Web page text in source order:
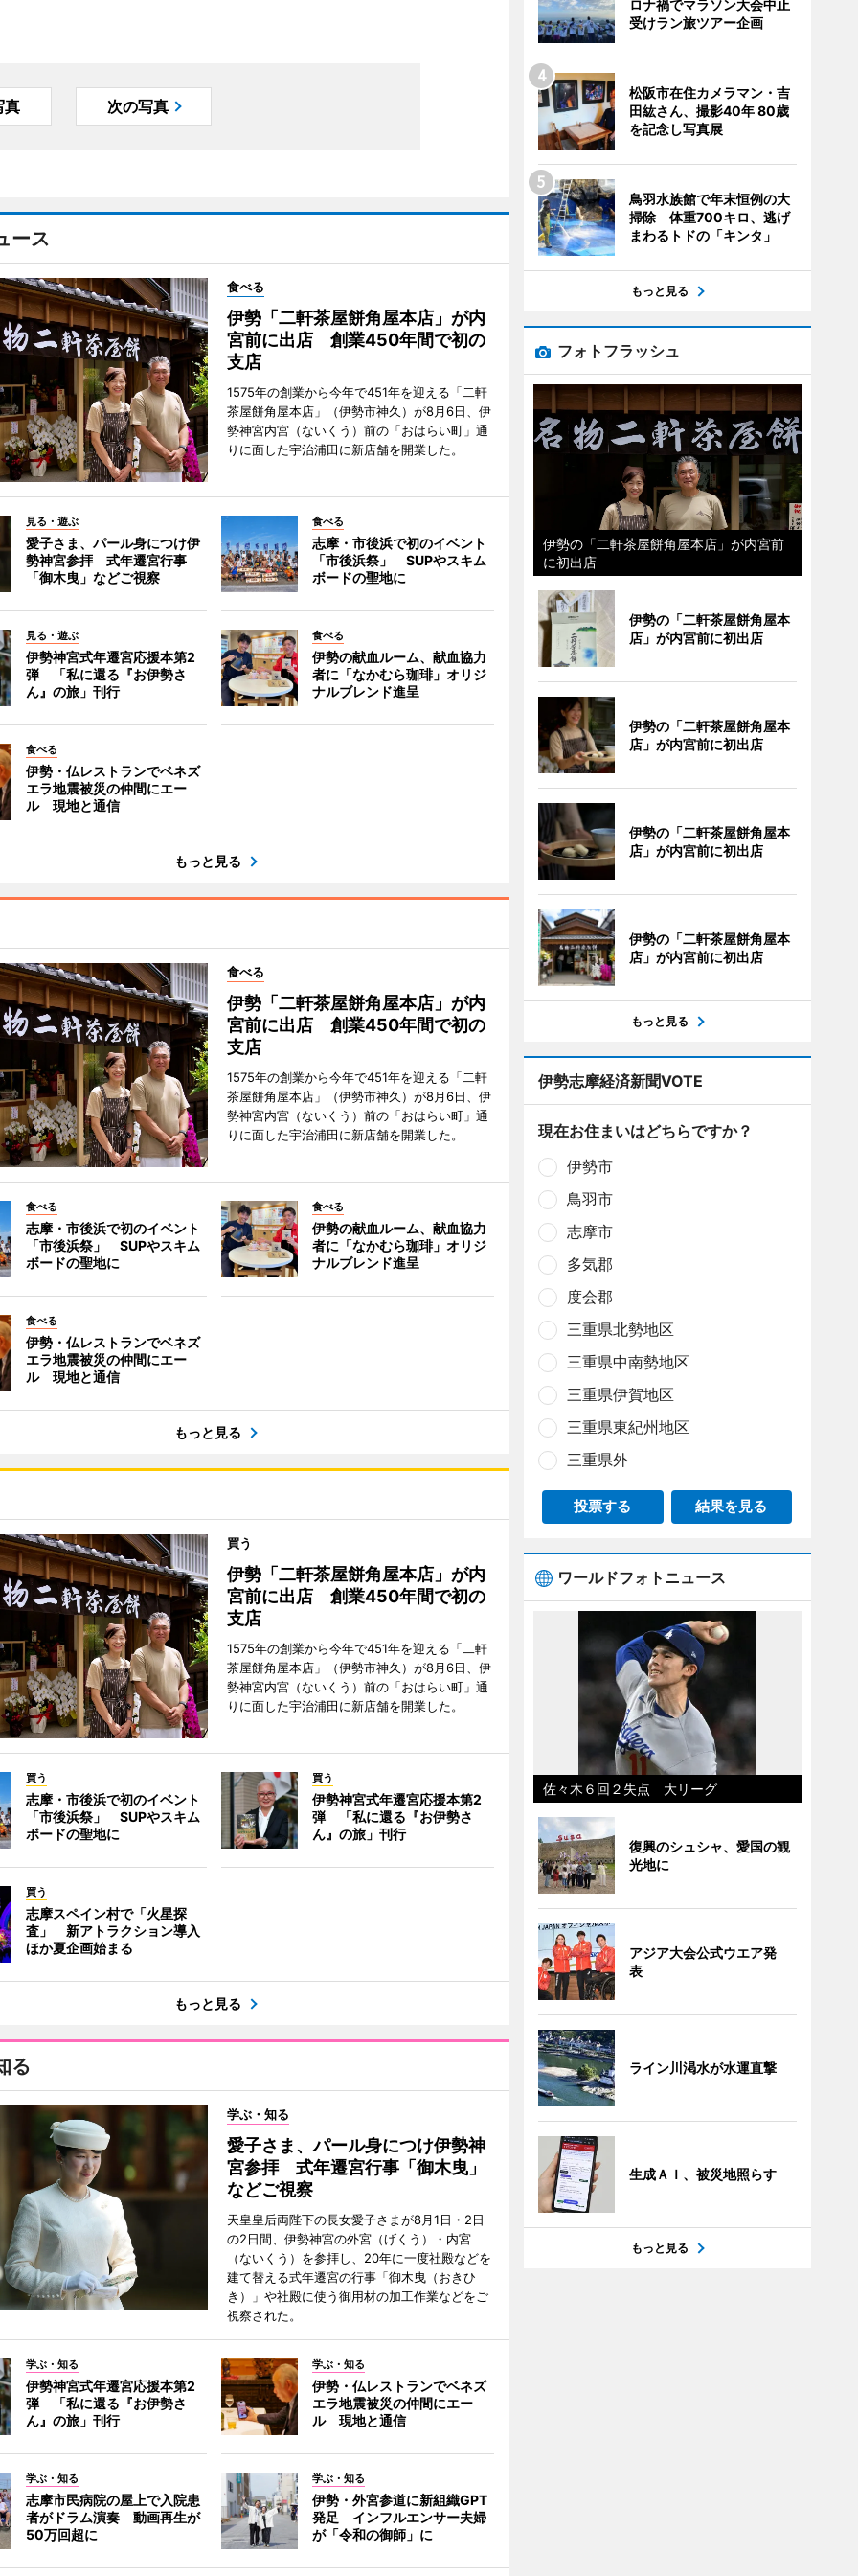
真 次の写真
ース
食べる
伊勢「二軒茶屋餅角屋本店」が内
宮前に出店 創業450年間で初の
支店
1575年の創業から今年で451年を迎える「二軒
茶屋餅角屋本店」（伊勢市神久）が8月6日、伊
勢神宮内宮（ないくう）前の「おはらい町」通
りに面した宇治浦田に新店舗を開業した。
見る・遊ぶ
愛子さま、パール身につけ伊
勢神宮参拝 式年遷宮行事
「御木曳」などご視察
食べる
志摩・市後浜で初のイベント
「市後浜祭」 SUPやスキム
ボードの聖地に
見る・遊ぶ
伊勢神宮式年遷宮応援本第2
弾 「私に還る『お伊勢さ
ん』の旅」刊行
食べる
伊勢の献血ルーム、献血協力
者に「なかむら珈琲」オリジ
ナルブレンド進呈
食べる
伊勢・仏レストランでベネズ
エラ地震被災の仲間にエー
ル 現地と通信
もっと見る
食べる
伊勢「二軒茶屋餅角屋本店」が内
宮前に出店 創業450年間で初の
支店
1575年の創業から今年で451年を迎える「二軒
茶屋餅角屋本店」（伊勢市神久）が8月6日、伊
勢神宮内宮（ないくう）前の「おはらい町」通
りに面した宇治浦田に新店舗を開業した。
食べる
志摩・市後浜で初のイベント
「市後浜祭」 SUPやスキム
ボードの聖地に
食べる
伊勢の献血ルーム、献血協力
者に「なかむら珈琲」オリジ
ナルブレンド進呈
食べる
伊勢・仏レストランでベネズ
エラ地震被災の仲間にエー
ル 現地と通信
もっと見る
買う
伊勢「二軒茶屋餅角屋本店」が内
宮前に出店 創業450年間で初の
支店
1575年の創業から今年で451年を迎える「二軒
茶屋餅角屋本店」（伊勢市神久）が8月6日、伊
勢神宮内宮（ないくう）前の「おはらい町」通
りに面した宇治浦田に新店舗を開業した。
買う
志摩・市後浜で初のイベント
「市後浜祭」 SUPやスキム
ボードの聖地に
買う
伊勢神宮式年遷宮応援本第2
弾 「私に還る『お伊勢さ
ん』の旅」刊行
買う
志摩スペイン村で「火星探
査」 新アトラクション導入
ほか夏企画始まる
もっと見る
る
学ぶ・知る
愛子さま、パール身につけ伊勢神
宮参拝 式年遷宮行事「御木曳」
などご視察
天皇皇后両陛下の長女愛子さまが8月1日・2日
の2日間、伊勢神宮の外宮（げくう）・内宮
（ないくう）を参拝し、20年に一度社殿などを
建て替える式年遷宮の行事「御木曳（おきひ
き）」や社殿に使う御用材の加工作業などをご
視察された。
学ぶ・知る
伊勢神宮式年遷宮応援本第2
弾 「私に還る『お伊勢さ
ん』の旅」刊行
学ぶ・知る
伊勢・仏レストランでベネズ
エラ地震被災の仲間にエー
ル 現地と通信
学ぶ・知る
志摩市民病院の屋上で入院患
者がドラム演奏 動画再生が
50万回超に
学ぶ・知る
伊勢・外宮参道に新組織GPT
発足 インフルエンサー夫婦
が「令和の御師」に
ロナ禍でマラソン大会中止
受けラン旅ツアー企画
松阪市在住カメラマン・吉
田紘さん、撮影40年 80歳
を記念し写真展
鳥羽水族館で年末恒例の大
掃除 体重700キロ、逃げ
まわるトドの「キンタ」
もっと見る
フォトフラッシュ
伊勢の「二軒茶屋餅角屋本店」が内宮前
に初出店
伊勢の「二軒茶屋餅角屋本
店」が内宮前に初出店
伊勢の「二軒茶屋餅角屋本
店」が内宮前に初出店
伊勢の「二軒茶屋餅角屋本
店」が内宮前に初出店
伊勢の「二軒茶屋餅角屋本
店」が内宮前に初出店
もっと見る
伊勢志摩経済新聞VOTE
現在お住まいはどちらですか？
伊勢市
鳥羽市
志摩市
多気郡
度会郡
三重県北勢地区
三重県中南勢地区
三重県伊賀地区
三重県東紀州地区
三重県外
投票する 結果を見る
ワールドフォトニュース
佐々木６回２失点 大リーグ
復興のシュシャ、愛国の観
光地に
アジア大会公式ウエア発
表
ライン川渇水が水運直撃
生成ＡＩ、被災地照らす
もっと見る